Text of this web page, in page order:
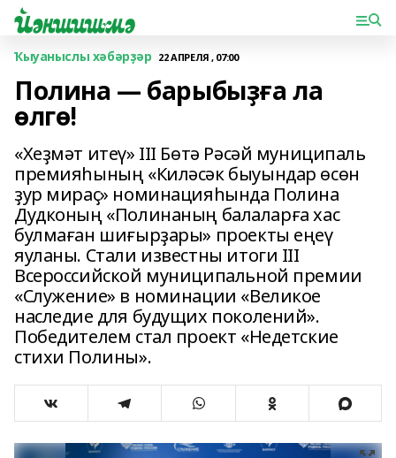
Ҡыуаныслы хәбәрҙәр 22 АПРЕЛЯ , 07:00
Полина — барыбыҙға ла
өлгө!
«Хеҙмәт итеү» III Бөтә Рәсәй муниципаль
премияһының «Киләсәк быуындар өсөн
ҙур мираҫ» номинацияһында Полина
Дудконың «Полинаның балаларға хас
булмаған шиғырҙары» проекты еңеү
яуланы. Стали известны итоги III
Всероссийской муниципальной премии
«Служение» в номинации «Великое
наследие для будущих поколений».
Победителем стал проект «Недетские
стихи Полины».